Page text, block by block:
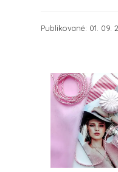
Publikované: 01. 09.